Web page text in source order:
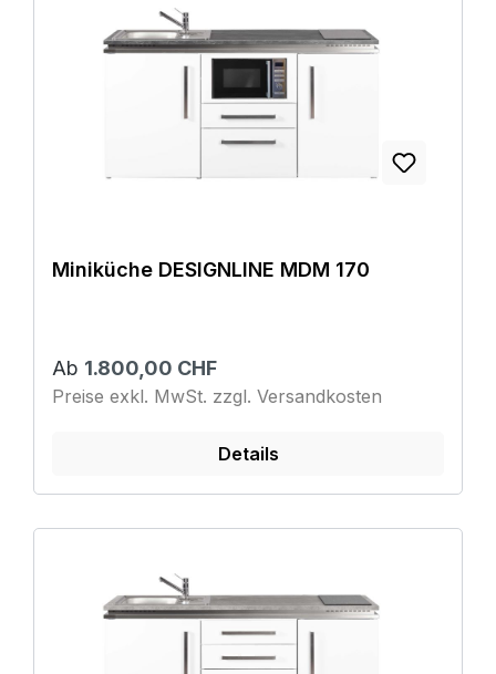
Miniküche DESIGNLINE MDM 170
Ab 1.800,00 CHF
Preise exkl. MwSt. zzgl. Versandkosten
Details